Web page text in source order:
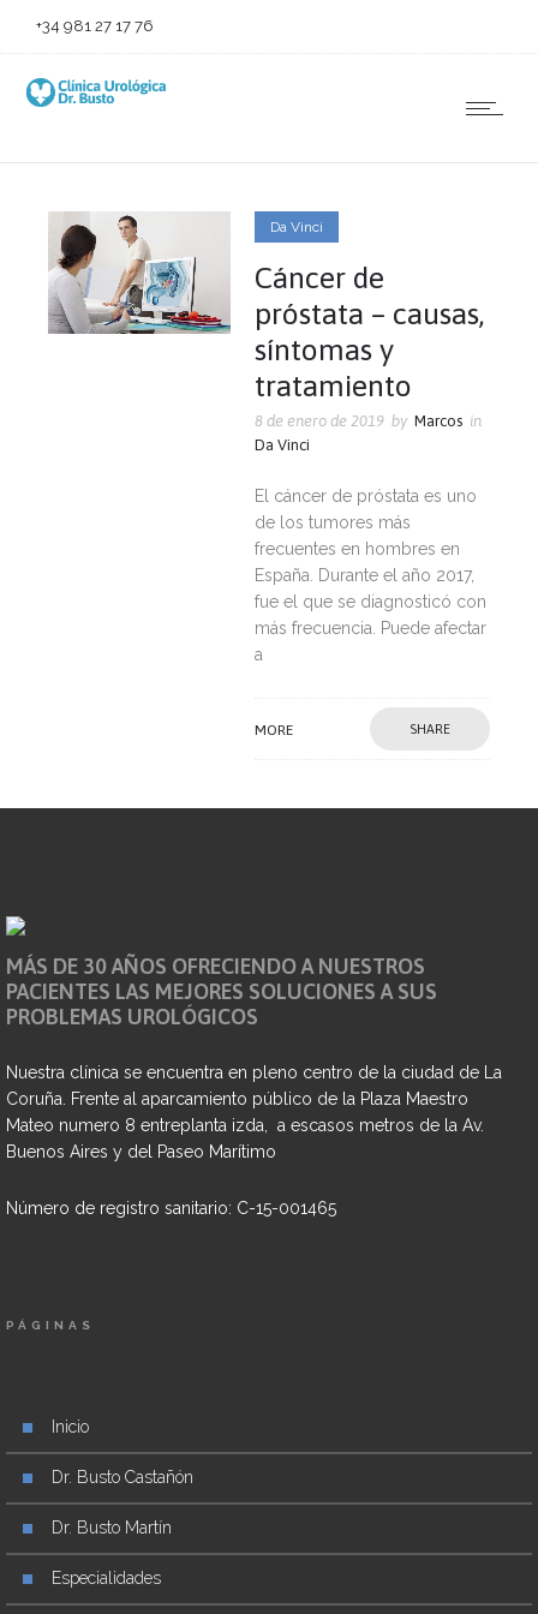
+34 981 27 17 76
Da Vinci
Cáncer de
próstata – causas,
síntomas y
tratamiento
8 de enero de 2019 by Marcos in
Da Vinci
El cáncer de próstata es uno
de los tumores más
frecuentes en hombres en
España. Durante el año 2017,
fue el que se diagnosticó con
más frecuencia. Puede afectar
a
MORE SHARE
MÁS DE 30 AÑOS OFRECIENDO A NUESTROS
PACIENTES LAS MEJORES SOLUCIONES A SUS
PROBLEMAS UROLÓGICOS
Nuestra clínica se encuentra en pleno centro de la ciudad de La
Coruña. Frente al aparcamiento público de la Plaza Maestro
Mateo numero 8 entreplanta izda, a escasos metros de la Av.
Buenos Aires y del Paseo Marítimo
Número de registro sanitario: C-15-001465
PÁGINAS
Inicio
Dr. Busto Castañón
Dr. Busto Martín
Especialidades